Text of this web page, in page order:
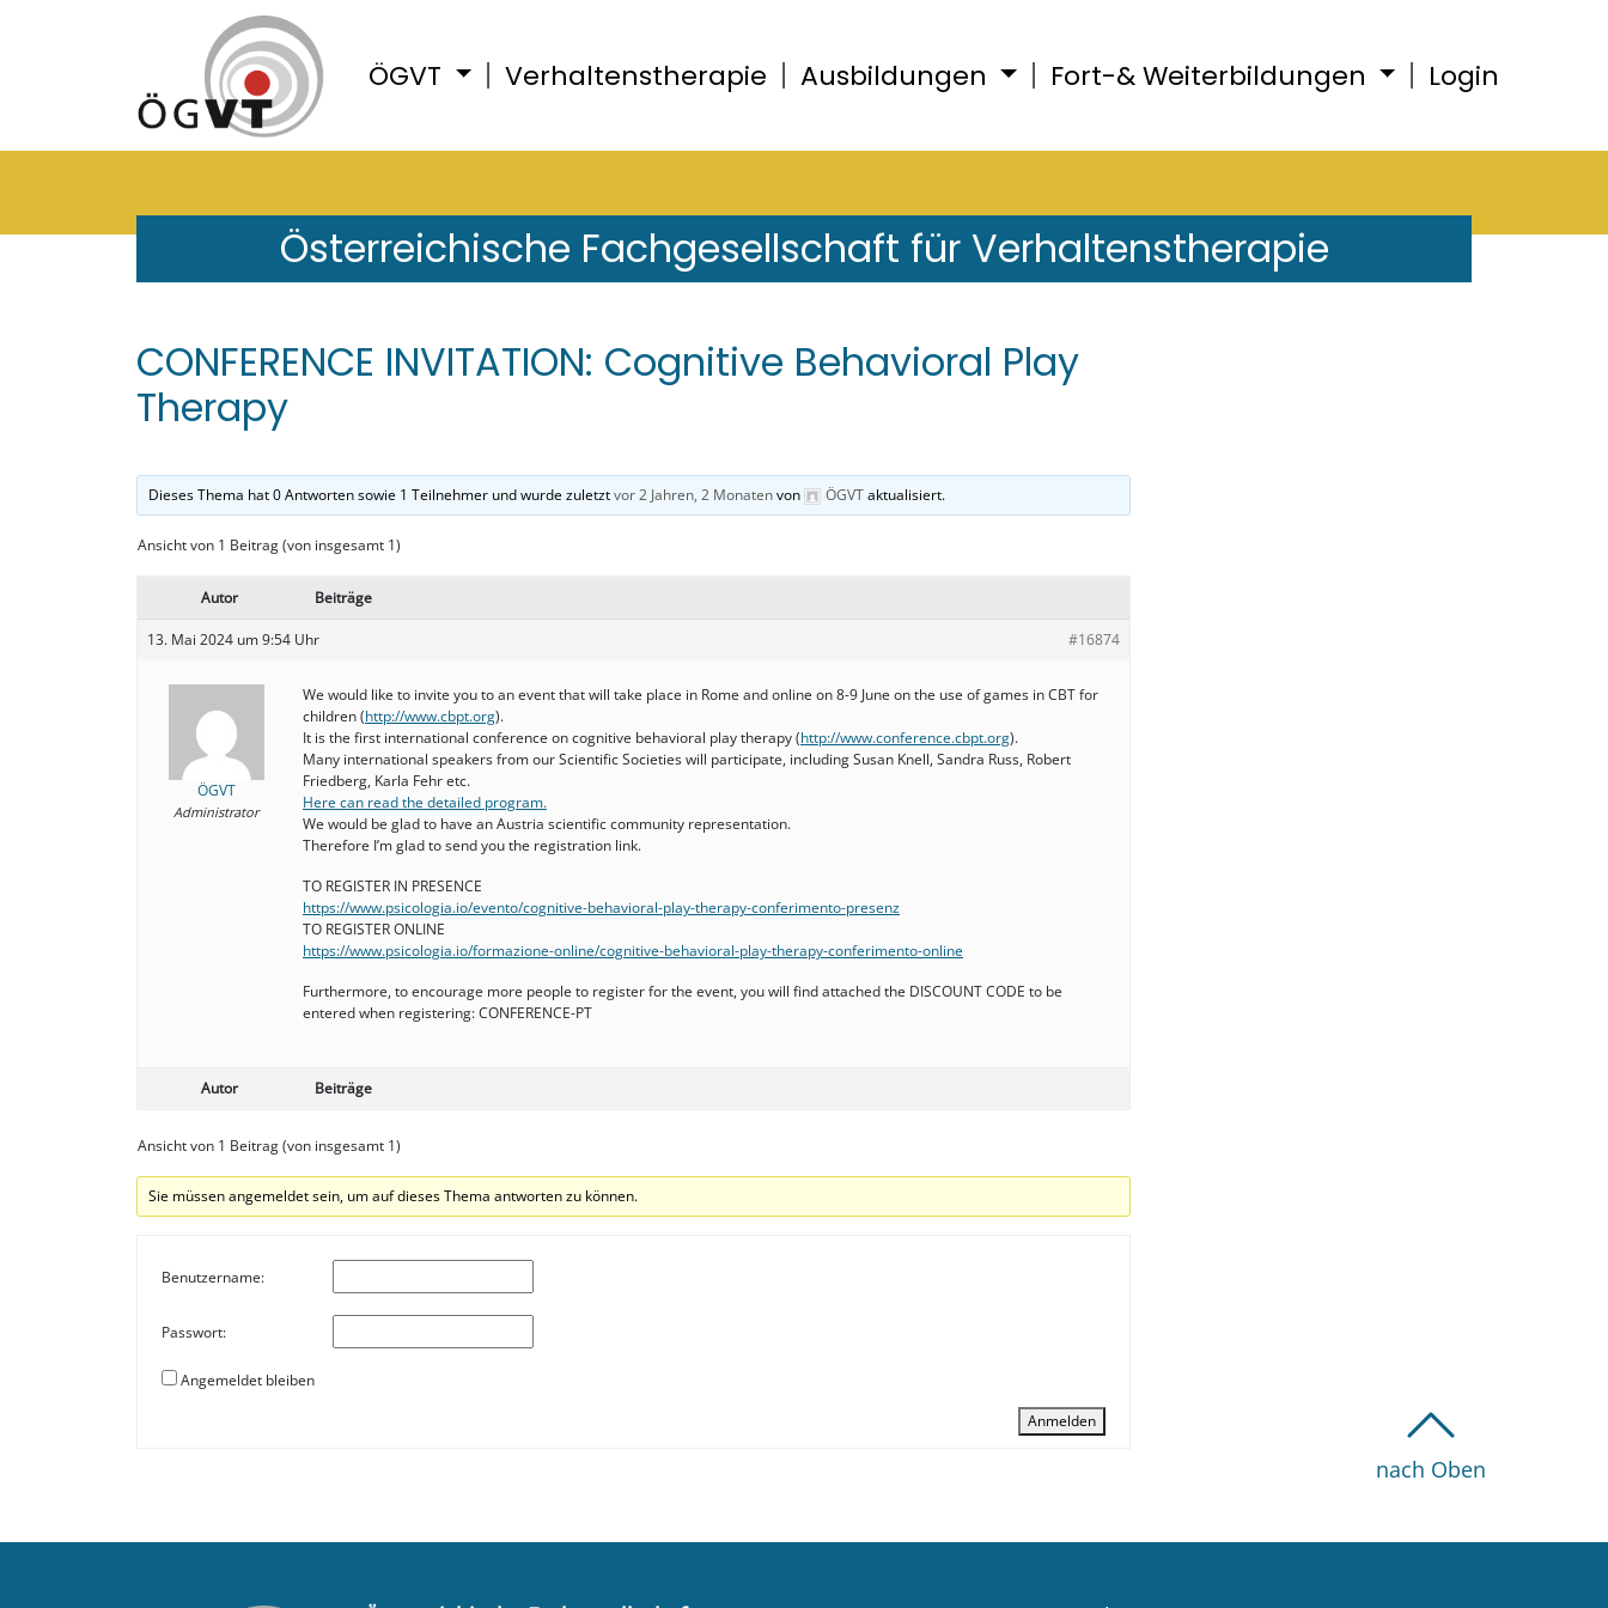
ÖGVT Verhaltenstherapie Ausbildungen Fort-& Weiterbildungen Login
Österreichische Fachgesellschaft für Verhaltenstherapie
CONFERENCE INVITATION: Cognitive Behavioral Play
Therapy
Dieses Thema hat 0 Antworten sowie 1 Teilnehmer und wurde zuletztvor 2 Jahren, 2 Monatenvon ÖGVTaktualisiert.
Ansicht von 1 Beitrag (von insgesamt 1)
Autor Beiträge
13. Mai 2024 um 9:54 Uhr #16874
ÖGVT
Administrator
We would like to invite you to an event that will take place in Rome and online on 8-9 June on the use of games in CBT for
children (http://www.cbpt.org).
It is the first international conference on cognitive behavioral play therapy (http://www.conference.cbpt.org).
Many international speakers from our Scientific Societies will participate, including Susan Knell, Sandra Russ, Robert
Friedberg, Karla Fehr etc.
Here can read the detailed program.
We would be glad to have an Austria scientific community representation.
Therefore I’m glad to send you the registration link.
TO REGISTER IN PRESENCE
https://www.psicologia.io/evento/cognitive-behavioral-play-therapy-conferimento-presenz
TO REGISTER ONLINE
https://www.psicologia.io/formazione-online/cognitive-behavioral-play-therapy-conferimento-online
Furthermore, to encourage more people to register for the event, you will find attached the DISCOUNT CODE to be
entered when registering: CONFERENCE-PT
Autor Beiträge
Ansicht von 1 Beitrag (von insgesamt 1)
Sie müssen angemeldet sein, um auf dieses Thema antworten zu können.
Benutzername:
Passwort:
Angemeldet bleiben
Anmelden
nach Oben